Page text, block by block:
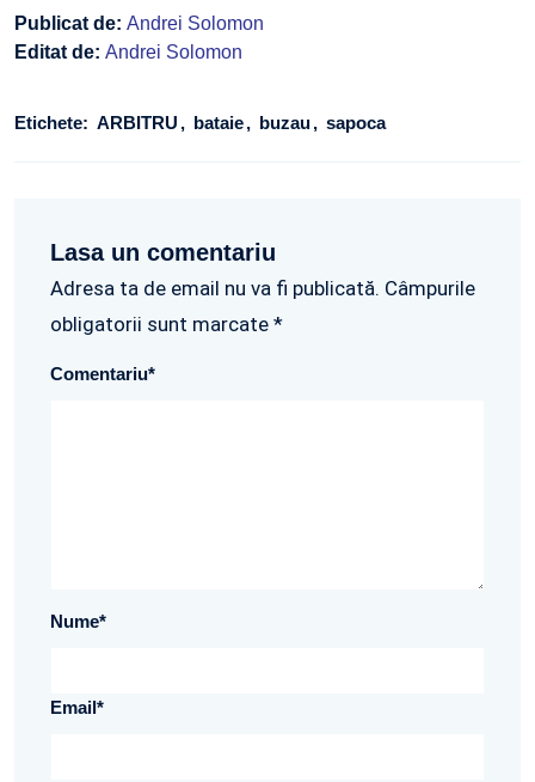
Publicat de: Andrei Solomon
Editat de: Andrei Solomon
Etichete: ARBITRU bataie buzau sapoca
Lasa un comentariu
Adresa ta de email nu va fi publicată. Câmpurile
obligatorii sunt marcate *
Comentariu*
Nume*
Email*